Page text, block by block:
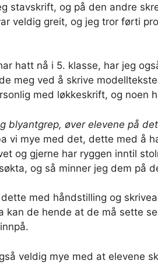
stavskrift, og på den andre
veldig greit, og jeg tror førti
hatt nå i 5. klasse, har jeg
meg ved å skrive
med løkkeskrift, og noen
blyantgrep, øver elevene på
vi mye med det, dette med å
og gjerne har ryggen inntil
og så minner jeg dem på
med håndstilling og
kan de hende at de må sette
veldig mye med at elevene